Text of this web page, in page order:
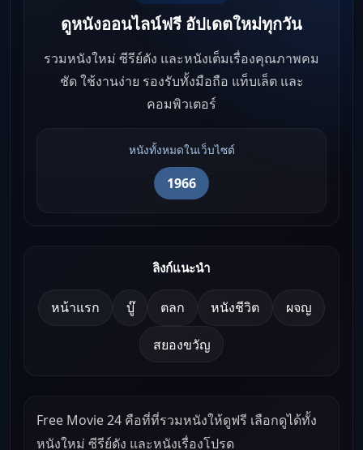
ดูหนังออนไลน์ฟรี อัปเดตใหม่ทุกวัน
รวมหนังใหม่ ซีรีย์ดัง และหนังเต็มเรื่องคุณภาพคม
ชัด ใช้งานง่าย รองรับทั้งมือถือ แท็บเล็ต และ
คอมพิวเตอร์
หนังทั้งหมดในเว็บไซต์
1966
ลิงก์แนะนำ
หน้าแรก บู๊ ตลก หนังชีวิต ผจญ
สยองขวัญ
Free Movie 24 คือที่ที่รวมหนังให้ดูฟรี เลือกดูได้ทั้ง
หนังใหม่ ซีรีย์ดัง และหนังเรื่องโปรด